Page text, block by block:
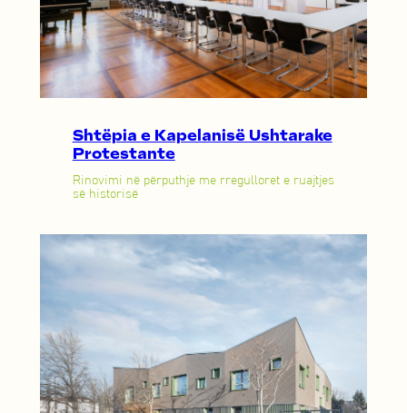
Shtëpia e Kapelanisë Ushtarake
Protestante
Rinovimi në përputhje me rregulloret e ruajtjes
së historisë